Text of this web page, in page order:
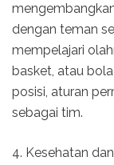
dengan teman
mempelajari
basket, atau
posisi, aturan
sebagai tim.
4. Kesehatan